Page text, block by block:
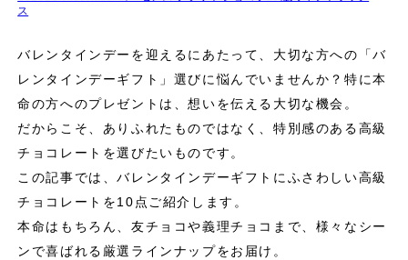
ス
バレンタインデーを迎えるにあたって、大切な方への「バ
レンタインデーギフト」選びに悩んでいませんか？特に本
命の方へのプレゼントは、想いを伝える大切な機会。
だからこそ、ありふれたものではなく、特別感のある高級
チョコレートを選びたいものです。
この記事では、バレンタインデーギフトにふさわしい高級
チョコレートを10点ご紹介します。
本命はもちろん、友チョコや義理チョコまで、様々なシー
ンで喜ばれる厳選ラインナップをお届け。